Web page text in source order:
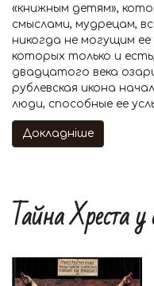
«книжным детям»,
смыслами, мудрецам,
никогда не могущим
которых только и
двадцатого века
рублевская икона
люди, способные ее
Докладніше
Тайна Хреста